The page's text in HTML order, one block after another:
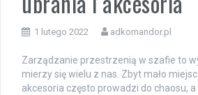
1 lutego 2022 adkomandor.pl
Zarządzanie przestrzenią w szafie to
mierzy się wielu z nas. Zbyt mało
akcesoria często prowadzi do chaosu,